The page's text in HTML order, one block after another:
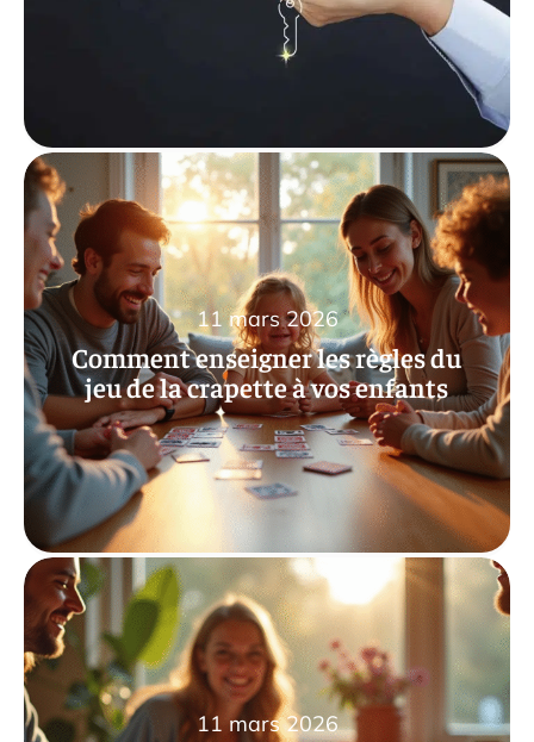
Comment enseigner les règles du
jeu de la crapette à vos enfants
11 mars 2026
11 mars 2026